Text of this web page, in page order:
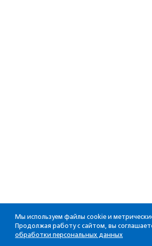
Мы используем файлы cookie и
Продолжая работу с сайтом, вы
обработки персональных данных